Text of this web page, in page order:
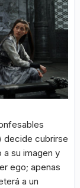
decide cubrirse
a su imagen y
ego; apenas
a un